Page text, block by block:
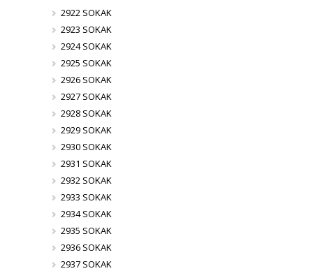
2922 SOKAK
2923 SOKAK
2924 SOKAK
2925 SOKAK
2926 SOKAK
2927 SOKAK
2928 SOKAK
2929 SOKAK
2930 SOKAK
2931 SOKAK
2932 SOKAK
2933 SOKAK
2934 SOKAK
2935 SOKAK
2936 SOKAK
2937 SOKAK